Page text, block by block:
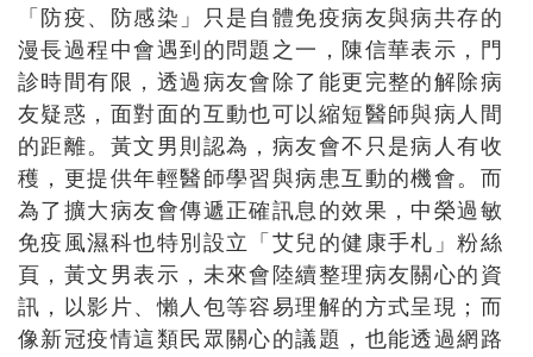
「防疫、防感染」只是自體免疫病友與病共存的
漫長過程中會遇到的問題之一，陳信華表示，門
診時間有限，透過病友會除了能更完整的解除病
友疑惑，面對面的互動也可以縮短醫師與病人間
的距離。黃文男則認為，病友會不只是病人有收
穫，更提供年輕醫師學習與病患互動的機會。而
為了擴大病友會傳遞正確訊息的效果，中榮過敏
免疫風濕科也特別設立「艾兒的健康手札」粉絲
頁，黃文男表示，未來會陸續整理病友關心的資
訊，以影片、懶人包等容易理解的方式呈現；而
像新冠疫情這類民眾關心的議題，也能透過網路